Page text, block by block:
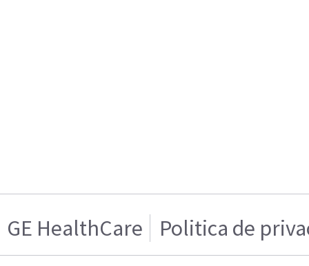
GE HealthCare Politica de